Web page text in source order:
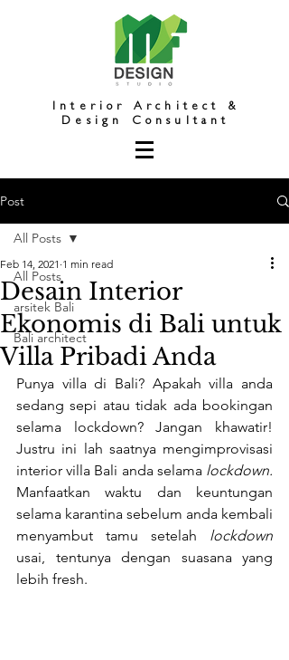
Interior Architect &
Design Consultant
Post
All Posts
arsitek Bali
Bali architect
All Posts
Desain Interior
Ekonomis di Bali untuk
Villa Pribadi Anda
Feb 14, 2021 1 min read
Punya villa di Bali? Apakah villa anda
sedang sepi atau tidak ada bookingan
selama lockdown? Jangan khawatir!
Justru ini lah saatnya mengimprovisasi
interior villa Bali anda selama
Manfaatkan waktu dan keuntungan
selama karantina sebelum anda kembali
menyambut tamu setelah
usai, tentunya dengan suasana yang
lebih fresh.